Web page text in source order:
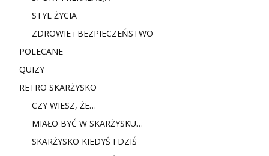
STYL ŻYCIA
ZDROWIE i BEZPIECZEŃSTWO
POLECANE
QUIZY
RETRO SKARŻYSKO
CZY WIESZ, ŻE…
MIAŁO BYĆ W SKARŻYSKU…
SKARŻYSKO KIEDYŚ I DZIŚ